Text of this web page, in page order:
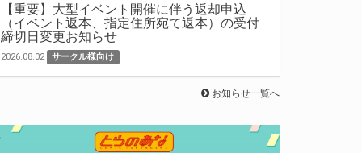
【重要】大型イベント開催に伴う返却申込
（イベント返本、指定住所宛て返本）の受付
締切日変更お知らせ
2026.08.02 サークル様向け
お知らせ一覧へ